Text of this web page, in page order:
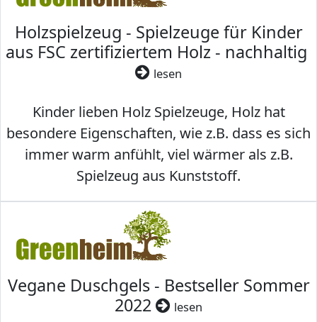
Holzspielzeug - Spielzeuge für Kinder
aus FSC zertifiziertem Holz - nachhaltig
lesen
Kinder lieben Holz Spielzeuge, Holz hat
besondere Eigenschaften, wie z.B. dass es sich
immer warm anfühlt, viel wärmer als z.B.
Spielzeug aus Kunststoff.
Vegane Duschgels - Bestseller Sommer
2022
lesen